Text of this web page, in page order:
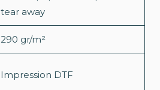
tear away
290 gr/m²
Impression DTF